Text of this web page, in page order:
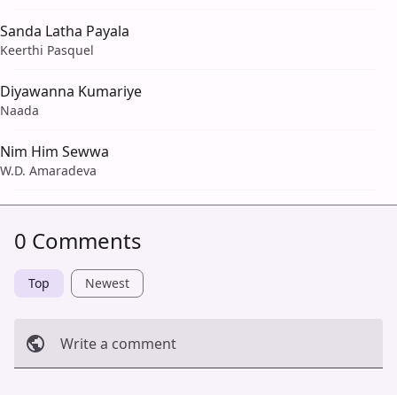
Sanda Latha Payala
Keerthi Pasquel
Diyawanna Kumariye
Naada
Nim Him Sewwa
W.D. Amaradeva
0 Comments
Top Newest
Write a comment